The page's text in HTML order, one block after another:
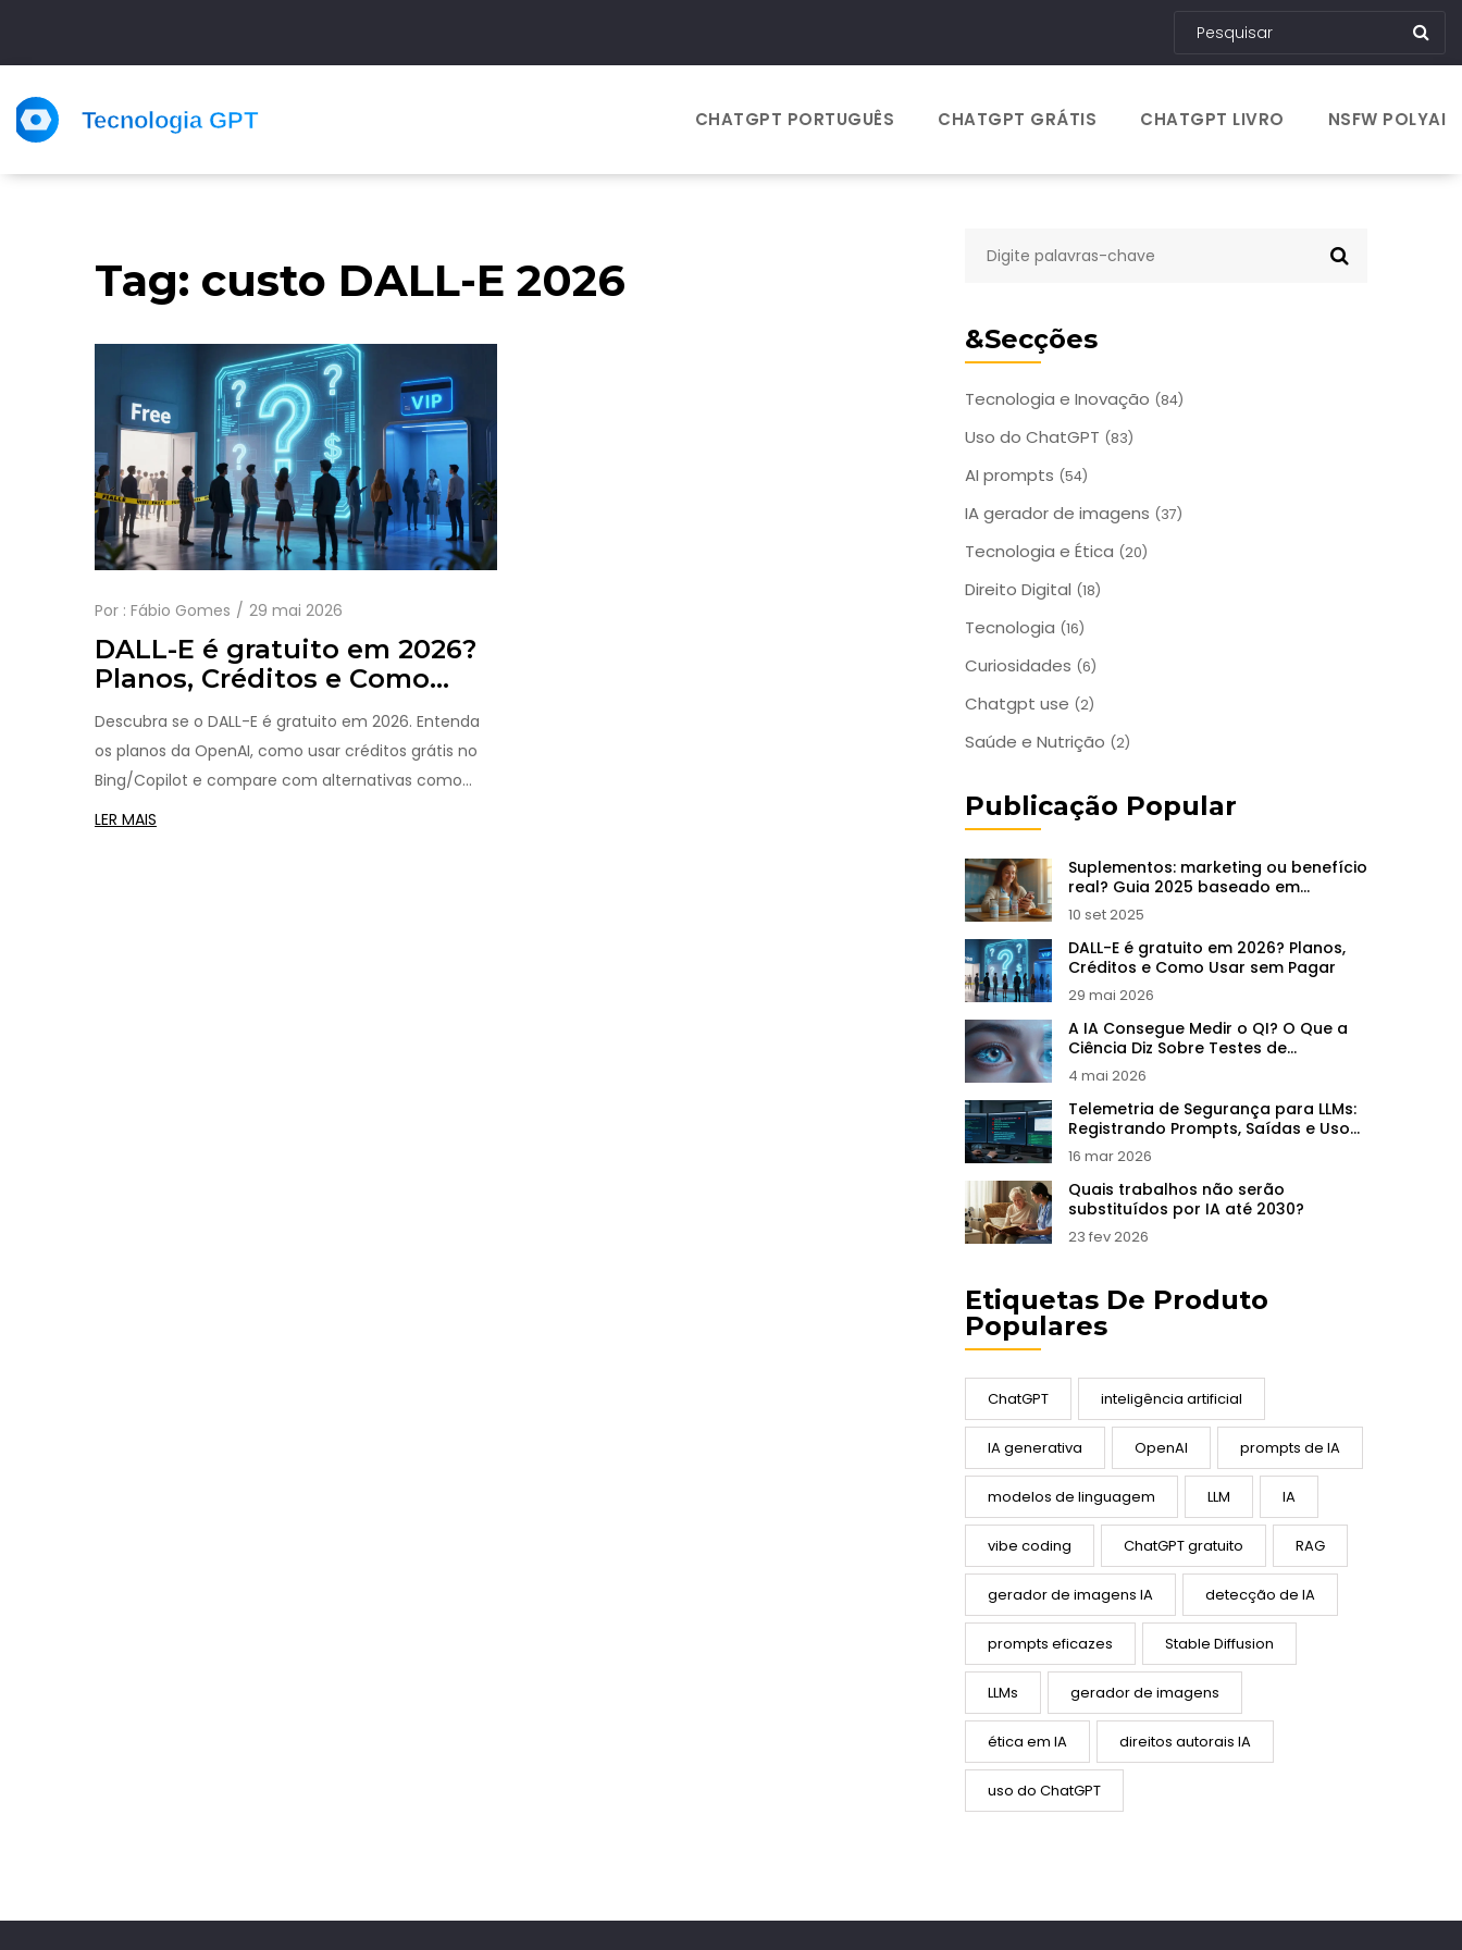
CHATGPT PORTUGUÊS CHATGPT GRÁTIS CHATGPT LIVRO NSFW POLYAI
&Secções
Tecnologia e Inovação (84)
Uso do ChatGPT (83)
AI prompts (54)
IA gerador de imagens (37)
Tecnologia e Ética (20)
Direito Digital (18)
Tecnologia (16)
Curiosidades (6)
Chatgpt use (2)
Saúde e Nutrição (2)
Publicação Popular
Suplementos: marketing ou benefício
real? Guia 2025 baseado em
evidência
10 set 2025
DALL-E é gratuito em 2026? Planos,
Créditos e Como Usar sem Pagar
29 mai 2026
A IA Consegue Medir o QI? O Que a
Ciência Diz Sobre Testes de
Inteligência por Algoritmos
4 mai 2026
Telemetria de Segurança para LLMs:
Registrando Prompts, Saídas e Uso
de Ferramentas
16 mar 2026
Quais trabalhos não serão
substituídos por IA até 2030?
23 fev 2026
Etiquetas De Produto
Populares
ChatGPT inteligência artificial
IA generativa OpenAI prompts de IA
modelos de linguagem LLM IA
vibe coding ChatGPT gratuito RAG
gerador de imagens IA detecção de IA
prompts eficazes Stable Diffusion
LLMs gerador de imagens
ética em IA direitos autorais IA
uso do ChatGPT
Tag: custo DALL-E 2026
Por : Fábio Gomes 29 mai 2026
DALL-E é gratuito em 2026?
Planos, Créditos e Como
Usar sem Pagar
Descubra se o DALL-E é gratuito em 2026. Entenda
os planos da OpenAI, como usar créditos grátis no
Bing/Copilot e compare com alternativas como
Stable Diffusion.
LER MAIS